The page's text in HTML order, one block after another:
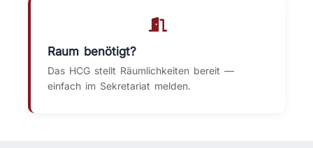
Raum benötigt?
Das HCG stellt Räumlichkeiten bereit —
einfach im Sekretariat melden.